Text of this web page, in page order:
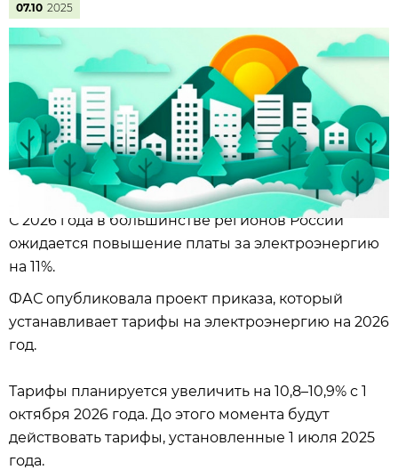
07.10 2025
С 2026 года в большинстве регионов России
ожидается повышение платы за электроэнергию
на 11%.
ФАС опубликовала проект приказа, который
устанавливает тарифы на электроэнергию на 2026
год.
Тарифы планируется увеличить на 10,8–10,9% с 1
октября 2026 года. До этого момента будут
действовать тарифы, установленные 1 июля 2025
года.